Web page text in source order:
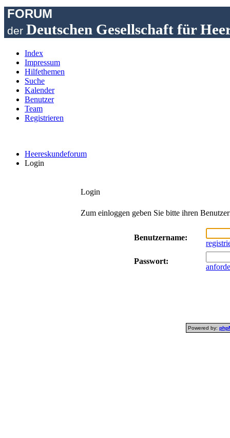
FORUM
der Deutschen Gesellschaft für
Index
Impressum
Hilfethemen
Suche
Kalender
Benutzer
Team
Registrieren
Heereskundeforum
Login
Login
Zum einloggen geben Sie bitte ihren
Benutzername:
Passwort:
Powered by: